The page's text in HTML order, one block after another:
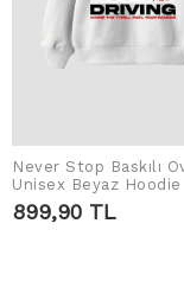
ADD TO
Never Stop Baskılı
Unisex Beyaz Hoodie
899,90 TL